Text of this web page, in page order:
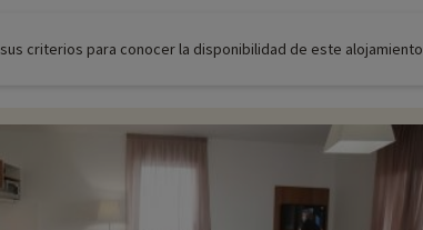
criterios para conocer la disponibilidad de este alojamiento